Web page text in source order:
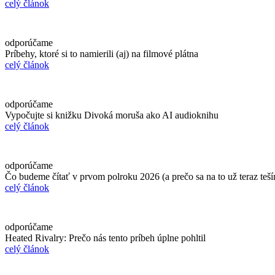
celý článok
odporúčame
Príbehy, ktoré si to namierili (aj) na filmové plátna
celý článok
odporúčame
Vypočujte si knižku Divoká moruša ako AI audioknihu
celý článok
odporúčame
Čo budeme čítať v prvom polroku 2026 (a prečo sa na to už teraz
celý článok
odporúčame
Heated Rivalry: Prečo nás tento príbeh úplne pohltil
celý článok